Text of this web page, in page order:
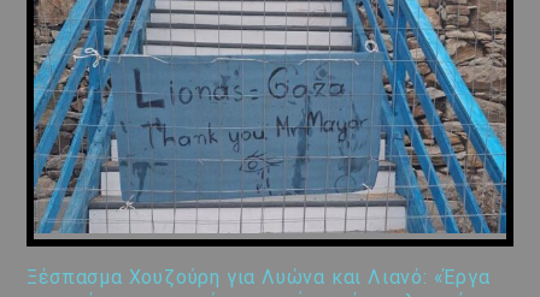
Ξέσπασμα Χουζούρη για Λυώνα και Λιανό: «Έργα